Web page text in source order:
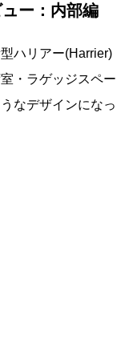
ー：内部編
ハリアー(Harrier)
・ラゲッジスペー
なデザインになっ